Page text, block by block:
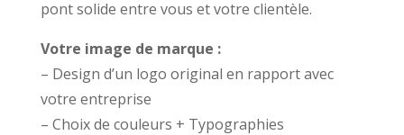
pont solide entre vous et votre clientèle.
Votre image de marque :
– Design d’un logo original en rapport avec
votre entreprise
– Choix de couleurs + Typographies